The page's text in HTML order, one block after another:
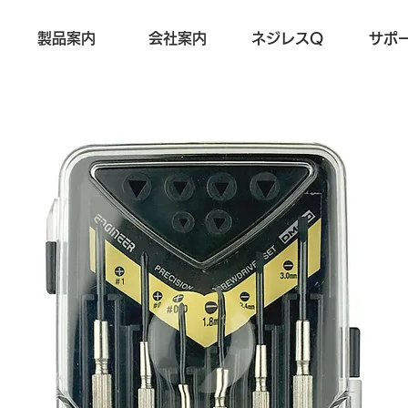
製品案内 会社案内 ネジレスQ サポ